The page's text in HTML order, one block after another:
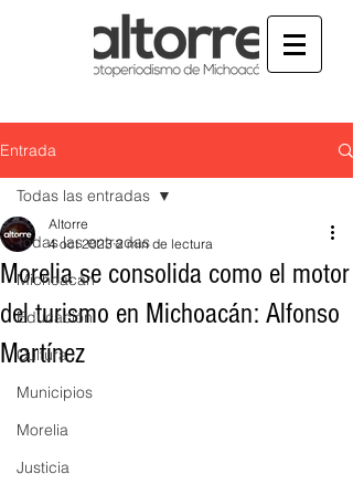
Entrada
Todas las entradas
Michoacán
Educación
Cultura
Municipios
Morelia
Justicia
Todas las entradas
Morelia se consolida como el motor
del turismo en Michoacán: Alfonso
Martínez
Altorre
4 oct 2023 2 min de lectura